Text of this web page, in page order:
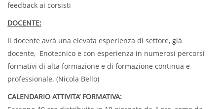
feedback ai corsisti
DOCENTE:
Il docente avrà una elevata esperienza di settore, già
docente, Enotecnico e con esperienza in numerosi percorsi
formativi di alta formazione e di formazione continua e
professionale. (Nicola Bello)
CALENDARIO ATTIVITA’ FORMATIVA: